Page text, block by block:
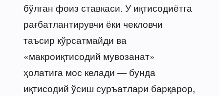
бўлган фоиз ставкаси. У иқтисодиётга
рағбатлантирувчи ёки чекловчи
таъсир кўрсатмайди ва
«макроиқтисодий мувозанат»
ҳолатига мос келади — бунда
иқтисодий ўсиш суръатлари барқарор,